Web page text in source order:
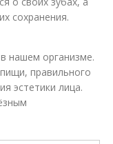
сохранения.
нашем организме.
правильного
эстетики лица.